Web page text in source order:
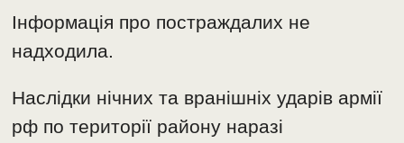
Інформація про постраждалих не
надходила.
Наслідки нічних та вранішніх ударів армії
рф по території району наразі